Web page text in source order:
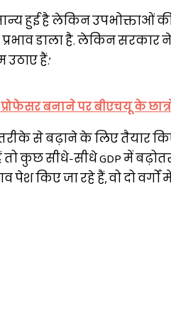
हुई है लेकिन उपभोक्ताओं
प्रभाव डाला है. लेकिन
हैं.’
बनाने पर बीएचयू के
तरीके से बढ़ाने के लिए तैयार
कुछ सीधे-सीधे GDP में
पेश किए जा रहे हैं, वो दो